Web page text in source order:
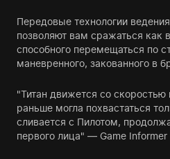
Передовые технологии
позволяют вам сражаться как
способного перемещаться по
маневренного, закованного в
"Титан движется со
раньше могла похвастаться
сливается с Пилотом,
первого лица" — Game Informer